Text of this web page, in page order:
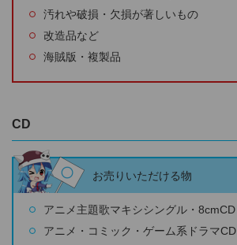
汚れや破損・欠損が著しいもの
改造品など
海賊版・複製品
CD
お売りいただける物
アニメ主題歌マキシシングル・8cmCD
アニメ・コミック・ゲーム系ドラマCD